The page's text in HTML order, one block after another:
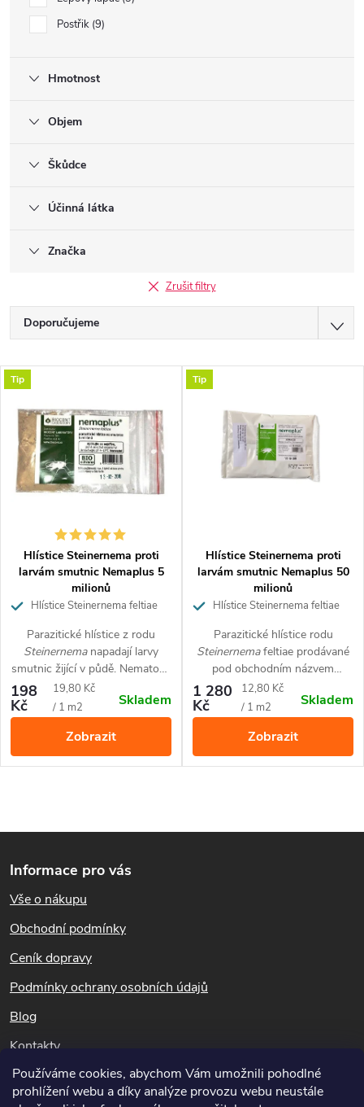
Používáme cookies, abychom Vám umožnili pohodlné
prohlížení webu a díky analýze provozu webu neustále
Postřik 9
Hmotnost
Objem
Škůdce
Účinná látka
Značka
Zrušit filtry
Ř
a
z
e
n
p
r
o
d
u
k
t
Doporučujeme
Nejdražší
Nejprodávanější
Abecedně
V
ý
p
i
p
r
d
u
k
ů
Tip
Hlístice Steinernema proti
larvám smutnic Nemaplus 5
milionů
Hlístice Steinernema feltiae
Parazitické hlístice z rodu
Steinernemanapadají larvy
smutnic žijící v půdě. Nematody
se aktivně pohybují a pomocí
čichu vyhledávají larvy smutnic.
Napadené larvy zemřou do
několika dní. Aplikace
Nematodů je ekologická,
jednoduchá a velmi účinná.
198
Kč
Měrná
cena:
19,80 Kč
/ 1 m2
Skladem
Zobrazit
Tip
Hlístice Steinernema proti
larvám smutnic Nemaplus 50
milionů
Hlístice Steinernema feltiae
Parazitické hlístice rodu
Steinernemafeltiae prodávané
pod obchodním názvem
Nemaplusnapadají larvy
smutnic žijících v půdě.
Hlístice se v půdě pohybují a
vyhledávají larvy smutnic.
Napadené larvy smutnic do
několika dní hynou. Aplikace
1 280
Kč
Měrná
cena:
12,80 Kč
/ 1 m2
Skladem
Zobrazit
l
á
d
a
c
í
p
á
p
a
Informace pro vás
Vše o nákupu
Obchodní podmínky
Ceník dopravy
Podmínky ochrany osobních údajů
Blog
Kontakty
Dotazy k objednávkám